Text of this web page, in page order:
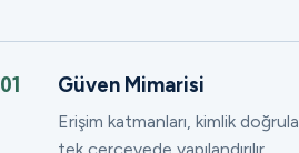
01 Güven Mimarisi
Erişim katmanları, kimlik